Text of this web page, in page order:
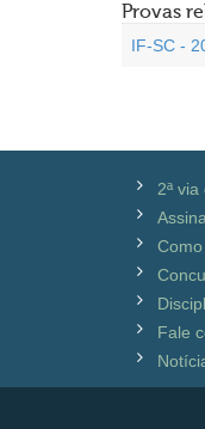
Provas
IF-SC -
2ª
Fale